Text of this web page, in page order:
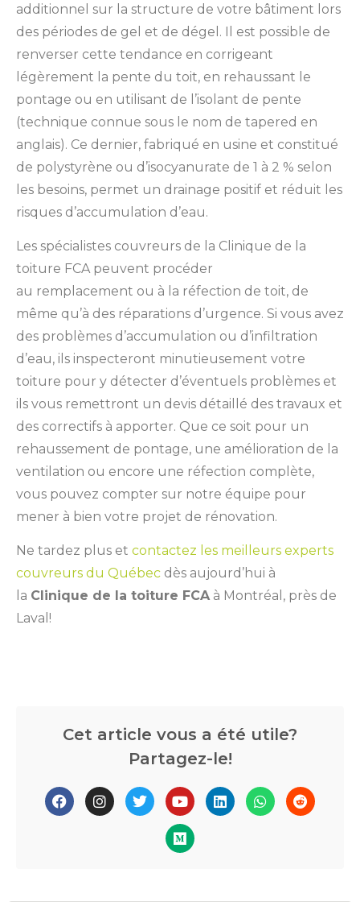
additionnel sur la structure de votre bâtiment lors
des périodes de gel et de dégel. Il est possible de
renverser cette tendance en corrigeant
légèrement la pente du toit, en rehaussant le
pontage ou en utilisant de l’isolant de pente
(technique connue sous le nom de tapered en
anglais). Ce dernier, fabriqué en usine et constitué
de polystyrène ou d’isocyanurate de 1 à 2 % selon
les besoins, permet un drainage positif et réduit les
risques d’accumulation d’eau.
Les spécialistes couvreurs de la Clinique de la
toiture FCA peuvent procéder
au remplacement ou à la réfection de toit, de
même qu’à des réparations d’urgence. Si vous avez
des problèmes d’accumulation ou d’infiltration
d’eau, ils inspecteront minutieusement votre
toiture pour y détecter d’éventuels problèmes et
ils vous remettront un devis détaillé des travaux et
des correctifs à apporter. Que ce soit pour un
rehaussement de pontage, une amélioration de la
ventilation ou encore une réfection complète,
vous pouvez compter sur notre équipe pour
mener à bien votre projet de rénovation.
Ne tardez plus et contactez les meilleurs experts
couvreurs du Québec dès aujourd’hui à
la Clinique de la toiture FCAà Montréal, près de
Laval!
Cet article vous a été utile?
Partagez-le!